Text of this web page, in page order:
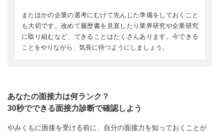
またほかの企業の選考にむけて先んじた準備をしておくこと
も大切です。改めて履歴書を見直したり業界研究や企業研究
に取り組むなど、できることはたくさんあります。今できる
ことをやりながら、気長に待つようにしましょう。
あなたの面接力は何ランク？
30秒でできる面接力診断で確認しよう
やみくもに面接を受ける前に、自分の面接力を知っておくことが